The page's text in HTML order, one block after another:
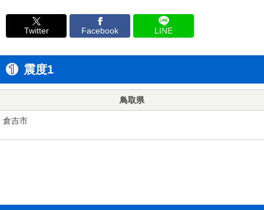
Twitter Facebook LINE
震度1
鳥取県
倉吉市